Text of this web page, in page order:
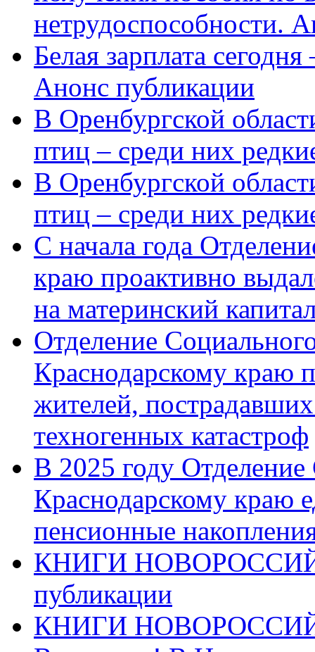
нетрудоспособности.
Белая зарплата
Анонс публикации
В Оренбургской
птиц – среди них
В Оренбургской
птиц – среди них
С начала года
краю проактивно
на материнский
Отделение
Краснодарскому краю
жителей,
техногенных катастроф
В 2025 году
Краснодарскому краю
пенсионные
КНИГИ
публикации
КНИГИ